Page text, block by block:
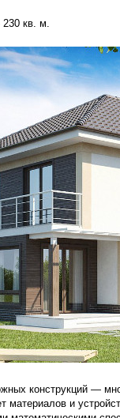
кв. м.
конструкций —
материалов и